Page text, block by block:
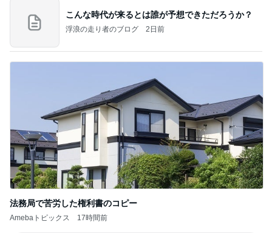
こんな時代が来るとは誰が予想できただろうか？
浮浪の走り者のブログ 2日前
法務局で苦労した権利書のコピー
Amebaトピックス 17時間前